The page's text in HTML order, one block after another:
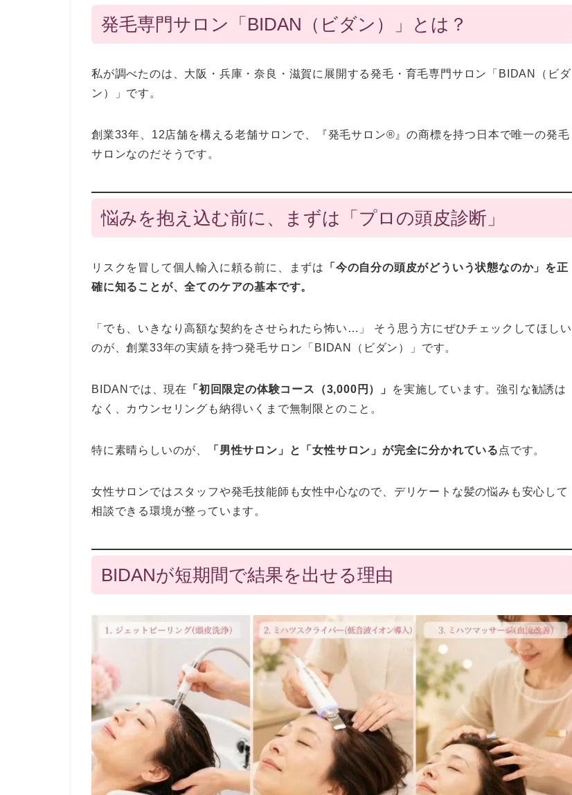
発毛専門サロン「BIDAN（ビダン）」とは？
私が調べたのは、大阪・兵庫・奈良・滋賀に展開する発毛・育毛専門サロン「BIDAN（ビダ
ン）」です。
創業33年、12店舗を構える老舗サロンで、『発毛サロン®』の商標を持つ日本で唯一の発毛
サロンなのだそうです。
悩みを抱え込む前に、まずは「プロの頭皮診断」
リスクを冒して個人輸入に頼る前に、まずは
「今の自分の頭皮がどういう状態なのか」を正
確に知ることが、全てのケアの基本です。
「でも、いきなり高額な契約をさせられたら怖い…」 そう思う方にぜひチェックしてほしい
のが、創業33年の実績を持つ発毛サロン「BIDAN（ビダン）」です。
BIDANでは、現在 「初回限定の体験コース（3,000円）」
を実施しています。強引な勧誘は
なく、カウンセリングも納得いくまで無制限とのこと。
特に素晴らしいのが、 「男性サロン」と「女性サロン」が完全に分かれている 点です。
女性サロンではスタッフや発毛技能師も女性中心なので、デリケートな髪の悩みも安心して
相談できる環境が整っています。
BIDANが短期間で結果を出せる理由